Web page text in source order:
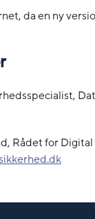
da en ny
Rådet for